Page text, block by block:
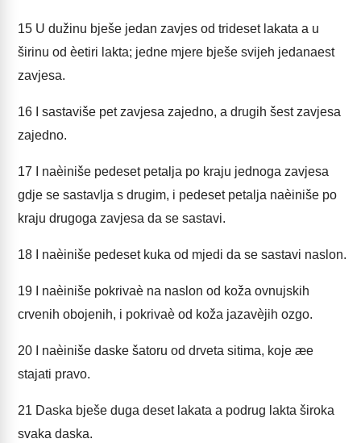
15 U dužinu bješe jedan zavjes od trideset lakata a u
širinu od èetiri lakta; jedne mjere bješe svijeh jedanaest
zavjesa.
16 I sastaviše pet zavjesa zajedno, a drugih šest zavjesa
zajedno.
17 I naèiniše pedeset petalja po kraju jednoga zavjesa
gdje se sastavlja s drugim, i pedeset petalja naèiniše po
kraju drugoga zavjesa da se sastavi.
18 I naèiniše pedeset kuka od mjedi da se sastavi naslon.
19 I naèiniše pokrivaè na naslon od koža ovnujskih
crvenih obojenih, i pokrivaè od koža jazavèjih ozgo.
20 I naèiniše daske šatoru od drveta sitima, koje æe
stajati pravo.
21 Daska bješe duga deset lakata a podrug lakta široka
svaka daska.